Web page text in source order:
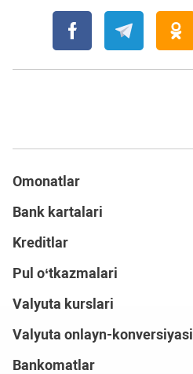
Omonatlar
Bank kartalari
Kreditlar
Pul o‘tkazmalari
Valyuta kurslari
Valyuta onlayn-konversiyasi
Bankomatlar